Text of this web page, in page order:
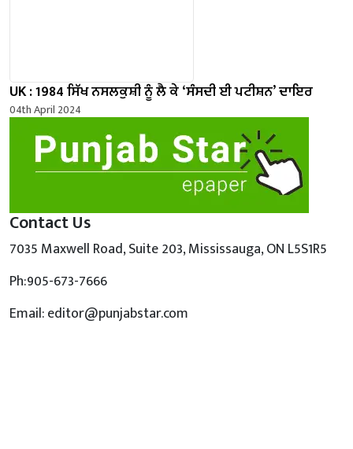
UK : 1984 ਸਿੱਖ ਨਸਲਕੁਸ਼ੀ ਨੂੰ ਲੈ ਕੇ ‘ਸੰਸਦੀ ਈ ਪਟੀਸ਼ਨ’ ਦਾਇਰ
04th April 2024
Contact Us
7035 Maxwell Road, Suite 203, Mississauga, ON L5S1R5
Ph:905-673-7666
Email: editor@punjabstar.com